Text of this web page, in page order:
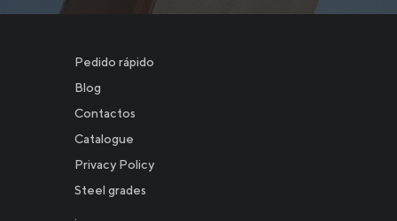
Pedido rápido
Blog
Contactos
Catalogue
Privacy Policy
Steel grades
.
Новости
Инвесторам